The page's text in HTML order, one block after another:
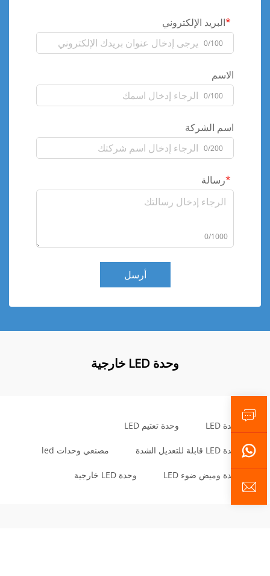
البريد الإلكتروني
0/100
الاسم
0/100
اسم الشركة
0/200
رسالة
0/1000
أرسل
وحدة LED خارجية
وحدة LED وحدة تعتيم LED
وحدة LED قابلة للتعديل الشدة مصنعي وحدات led
وحدة وميض ضوء LED وحدة LED خارجية